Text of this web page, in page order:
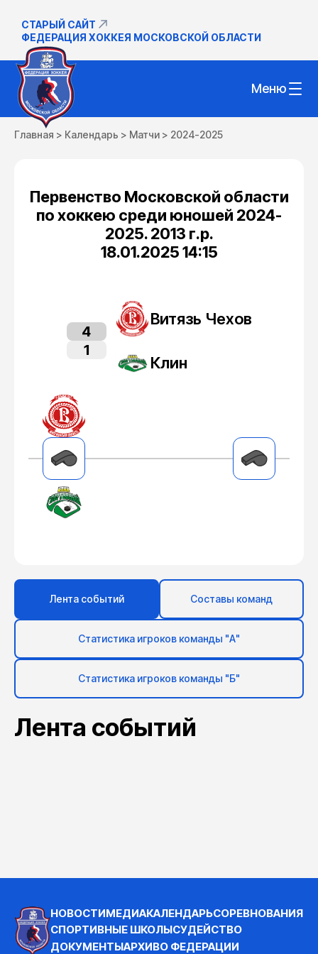
СТАРЫЙ САЙТ
ФЕДЕРАЦИЯ ХОККЕЯ МОСКОВСКОЙ ОБЛАСТИ
Меню
Главная > Календарь > Матчи > 2024-2025
Первенство Московской области
по хоккею среди юношей 2024-
2025. 2013 г.р.
18.01.2025 14:15
Витязь Чехов
4
1
Клин
Лента событий Составы команд
Статистика игроков команды "А"
Статистика игроков команды "Б"
Лента событий
НОВОСТИМЕДИАКАЛЕНДАРЬСОРЕВНОВАНИЯ
СПОРТИВНЫЕ ШКОЛЫСУДЕЙСТВО
ДОКУМЕНТЫАРХИВО ФЕДЕРАЦИИ